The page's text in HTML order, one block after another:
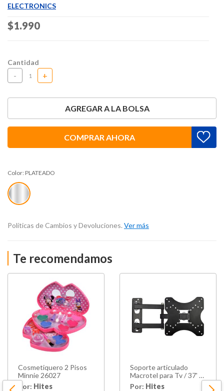
ELECTRONICS
Price reduced from
$1.990
Cantidad
- +
AGREGAR A LA BOLSA
COMPRAR AHORA
Color: PLATEADO
Políticas de Cambios y Devoluciones. Ver más
Te recomendamos
Cosmetiquero 2 Pisos
Minnie 26027
Por: Hites
Soporte articulado
Macrotel para Tv / 37' -
70'
Por: Hites